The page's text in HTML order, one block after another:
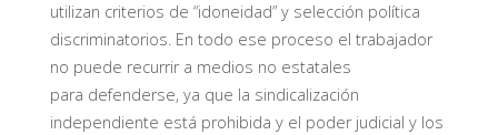
utilizan criterios de “idoneidad” y selección política
discriminatorios. En todo ese proceso el trabajador
no puede recurrir a medios no estatales
para defenderse, ya que la sindicalización
independiente está prohibida y el poder judicial y los